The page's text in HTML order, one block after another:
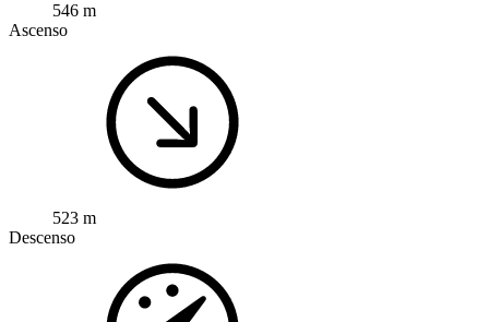
546 m
Ascenso
523 m
Descenso